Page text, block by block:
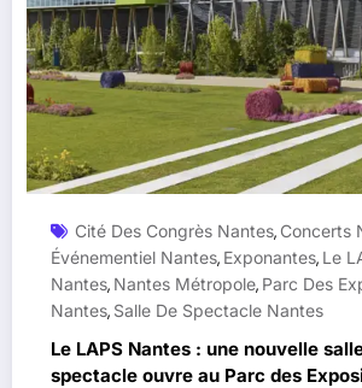
Cité Des Congrès Nantes, Concerts
Événementiel Nantes, Exponantes, Le
Nantes, Nantes Métropole, Parc Des
Nantes, Salle De Spectacle Nantes
Le LAPS Nantes : une nouvelle
spectacle ouvre au Parc des